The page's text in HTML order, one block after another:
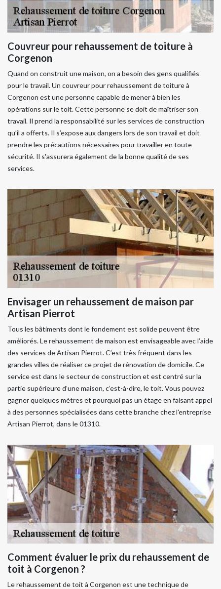
Couvreur pour rehaussement de toiture à
Corgenon
Quand on construit une maison, on a besoin des gens qualifiés
pour le travail. Un couvreur pour rehaussement de toiture à
Corgenon est une personne capable de mener à bien les
opérations sur le toit. Cette personne se doit de maîtriser son
travail. Il prend la responsabilité sur les services de construction
qu’il a offerts. Il s’expose aux dangers lors de son travail et doit
prendre les précautions nécessaires pour travailler en toute
sécurité. Il s'assurera également de la bonne qualité de ses
services.
Envisager un rehaussement de maison par
Artisan Pierrot
Tous les bâtiments dont le fondement est solide peuvent être
améliorés. Le rehaussement de maison est envisageable avec l’aide
des services de Artisan Pierrot. C’est très fréquent dans les
grandes villes de réaliser ce projet de rénovation de domicile. Ce
service est dans le secteur de construction et est centré sur la
partie supérieure d’une maison, c’est-à-dire, le toit. Vous pouvez
gagner quelques mètres et pourquoi pas un étage en faisant appel
à des personnes spécialisées dans cette branche chez l'entreprise
Artisan Pierrot, dans le 01310.
Comment évaluer le prix du rehaussement de
toit à Corgenon ?
Le rehaussement de toit à Corgenon est une technique de